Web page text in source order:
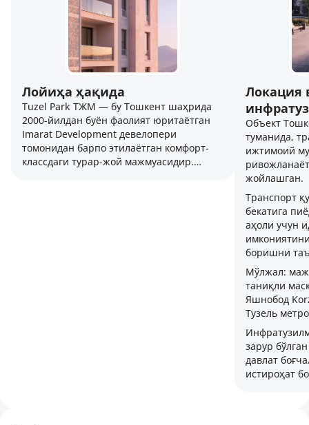
Лойиҳа ҳақида
Tuzel Park ТЖМ — бу Тошкент шаҳрида
2000-йилдан буён фаолият юритаётган
Imarat Development девелопери
томонидан барпо этилаётган комфорт-
классдаги турар-жой мажмуасидир.
Локация
Объект
туманида,
ижтимоий
жойлашган.
Транспорт
бекатига
аҳоли учун
боришни
Мўлжал:
таниқли
Яшнобод
Тузель
зарур
давлат
истироҳат